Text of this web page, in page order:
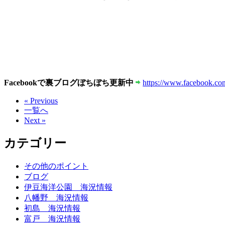
Facebookで裏ブログぼちぼち更新中 https://
« Previous
一覧へ
Next »
カテゴリー
その他のポイント
ブログ
伊豆海洋公園 海況情報
八幡野 海況情報
初島 海況情報
富戸 海況情報